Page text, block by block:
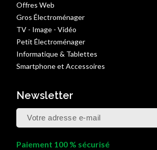
Offres Web
Gros Électroménager
TV - Image - Vidéo
Petit Électroménager
Informatique & Tablettes
Smartphone et Accessoires
Newsletter
Paiement 100 % sécurisé